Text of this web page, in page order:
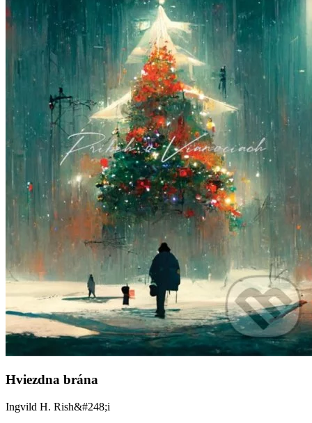
Hviezdna brána
Ingvild H. Rish&#248;i